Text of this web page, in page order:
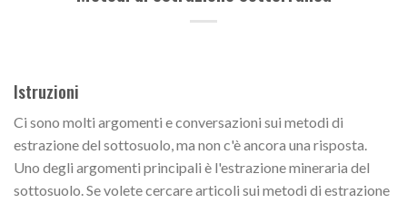
Istruzioni
Ci sono molti argomenti e conversazioni sui metodi di
estrazione del sottosuolo, ma non c'è ancora una risposta.
Uno degli argomenti principali è l'estrazione mineraria del
sottosuolo. Se volete cercare articoli sui metodi di estrazione